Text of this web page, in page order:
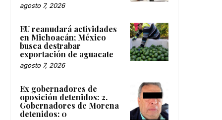
agosto 7, 2026
EU reanudará actividades
en Michoacán; México
busca destrabar
exportación de aguacate
agosto 7, 2026
Ex gobernadores de
oposición detenidos: 2.
Gobernadores de Morena
detenidos: 0